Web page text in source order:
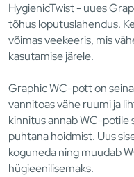
HygienicTwist - uues
tõhus loputuslahendus.
võimas veekeeris, mis
kasutamise järele.
Graphic WC-pott on
vannitoas vähe ruumi ja
kinnitus annab WC-potile
puhtana hoidmist. Uus
koguneda ning muudab
hügieenilisemaks.